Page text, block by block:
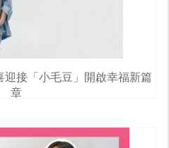
接「小毛豆」開啟幸福新篇
章